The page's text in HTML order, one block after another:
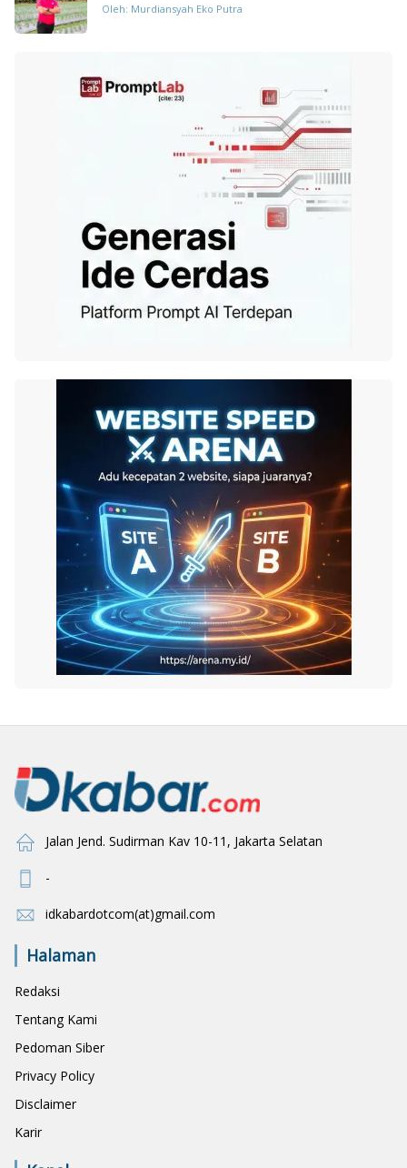
Oleh: Murdiansyah Eko Putra
Jalan Jend. Sudirman Kav 10-11, Jakarta Selatan
-
idkabardotcom(at)gmail.com
Halaman
Redaksi
Tentang Kami
Pedoman Siber
Privacy Policy
Disclaimer
Karir